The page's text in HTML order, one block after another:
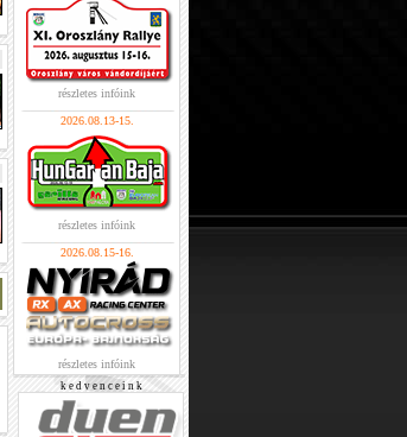
részletes infóink
2026.08.13-15.
részletes infóink
2026.08.15-16.
részletes infóink
k e d v e n c e i n k